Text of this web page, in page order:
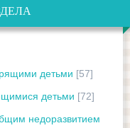
детьми [57]
детьми [72]
недоразвитием